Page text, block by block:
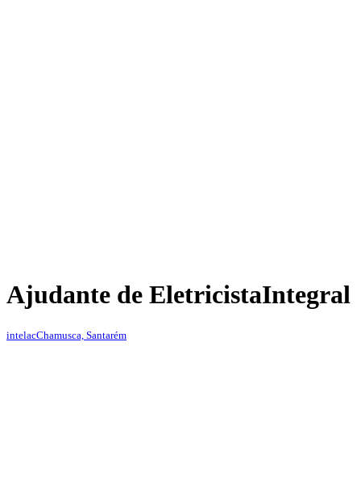
Ajudante de EletricistaIntegral
intelacChamusca, Santarém